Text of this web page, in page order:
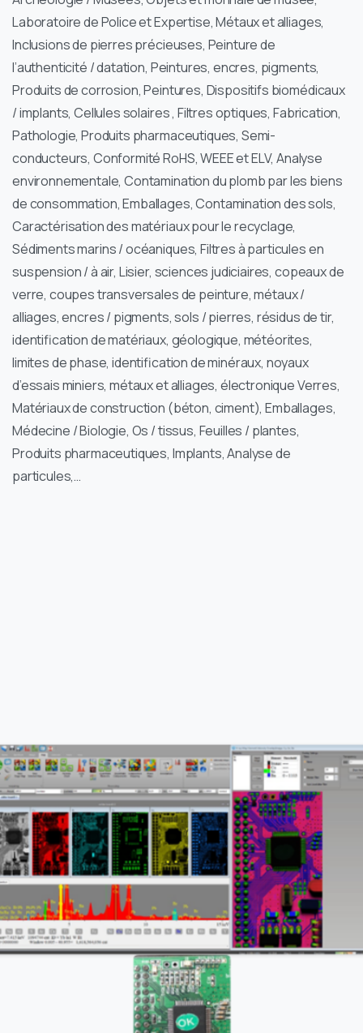
Laboratoire de Police et Expertise, Métaux et alliages,
Inclusions de pierres précieuses, Peinture de
l’authenticité / datation, Peintures, encres, pigments,
Produits de corrosion, Peintures, Dispositifs biomédicaux
/ implants, Cellules solaires , Filtres optiques, Fabrication,
Pathologie, Produits pharmaceutiques, Semi-
conducteurs, Conformité RoHS, WEEE et ELV, Analyse
environnementale, Contamination du plomb par les biens
de consommation, Emballages, Contamination des sols,
Caractérisation des matériaux pour le recyclage,
Sédiments marins / océaniques, Filtres à particules en
suspension / à air, Lisier, sciences judiciaires, copeaux de
verre, coupes transversales de peinture, métaux /
alliages, encres / pigments, sols / pierres, résidus de tir,
identification de matériaux, géologique, météorites,
limites de phase, identification de minéraux, noyaux
d’essais miniers, métaux et alliages, électronique Verres,
Matériaux de construction (béton, ciment), Emballages,
Médecine / Biologie, Os / tissus, Feuilles / plantes,
Produits pharmaceutiques, Implants, Analyse de
particules,…